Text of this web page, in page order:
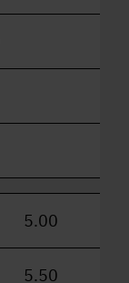
5.00
5.50